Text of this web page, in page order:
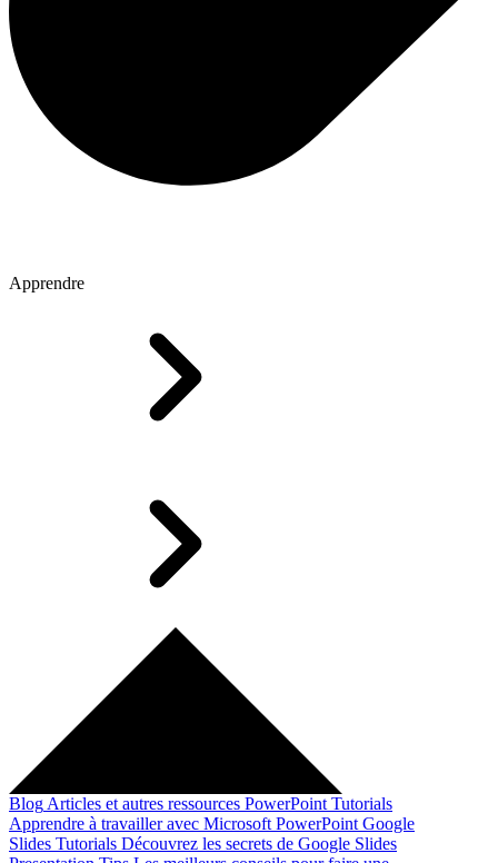
Apprendre
Blog Articles et autres ressources PowerPoint Tutorials
Apprendre à travailler avec Microsoft PowerPoint Google
Slides Tutorials Découvrez les secrets de Google Slides